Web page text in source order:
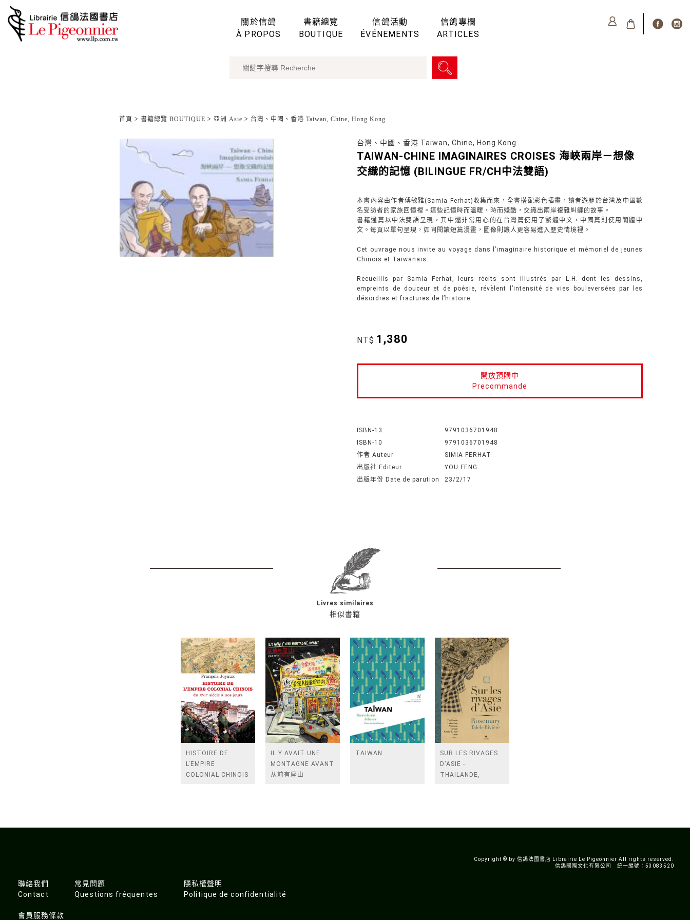
關於信鴿
À PROPOS
書籍總覽
BOUTIQUE
信鴿活動
ÉVÉNEMENTS
信鴿專欄
ARTICLES
首頁 > 書籍總覽 BOUTIQUE > 亞洲 Asie > 台灣、中國、香港 Taiwan, Chine, Hong Kong
台灣、中國、香港 Taiwan, Chine, Hong Kong
TAIWAN-CHINE IMAGINAIRES CROISES 海峽兩岸－想像
交織的記憶 (BILINGUE FR/CH中法雙語)
本書內容由作者傅敏雅(Samia Ferhat)收集而來，全書搭配彩色插畫，讀者遊歷於台灣及中國數
名受訪者的家族回憶裡。這些記憶時而溫暖，時而殘酷，交織出兩岸複雜糾纏的故事。
書籍通篇以中法雙語呈現，其中還非常用心的在台灣篇使用了繁體中文，中國篇則使用簡體中
文。每頁以單句呈現，如同閱讀短篇漫畫，圖像則讓人更容易進入歷史情境裡。
Cet ouvrage nous invite au voyage dans l’imaginaire historique et mémoriel de jeunes
Chinois et Taïwanais.
Recueillis par Samia Ferhat, leurs récits sont illustrés par L.H. dont les dessins,
empreints de douceur et de poésie, révèlent l’intensité de vies bouleversées par les
désordres et fractures de l’histoire.
NT$ 1,380
開放預購中
Precommande
ISBN-13:
9791036701948
ISBN-10
9791036701948
作者 Auteur
SIMIA FERHAT
出版社 Editeur
YOU FENG
出版年份 Date de parution
23/2/17
相似書籍
Livres similaires
HISTOIRE DE
L'EMPIRE
COLONIAL CHINOIS
IL Y AVAIT UNE
MONTAGNE AVANT
从前有座山
TAIWAN
SUR LES RIVAGES
D'ASIE -
THAILANDE,
Copyright © by 信鴿法國書店 Librairie Le Pigeonnier All rights reserved.
信鴿國際文化有限公司 統一編號：53083520
聯絡我們
Contact
常見問題
Questions fréquentes
隱私權聲明
Politique de confidentialité
會員服務條款